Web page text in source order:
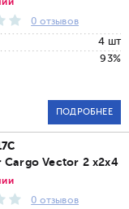
0 отзывов
4 шт
93%
ПОДРОБНЕЕ
Cargo Vector 2 x2x4
0 отзывов